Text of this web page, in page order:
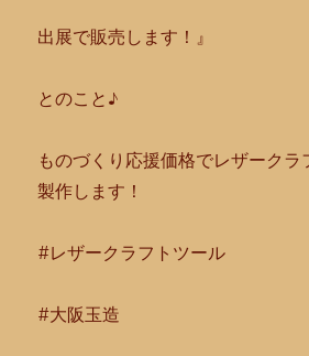
出展で販売します！』
とのこと♪
ものづくり応援価格でレザークラ
製作します！
#レザークラフトツール
#大阪玉造